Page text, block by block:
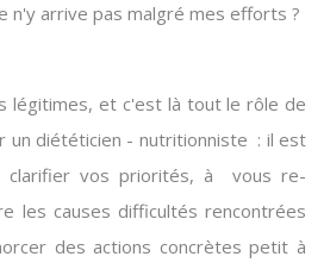
n'y arrive pas malgré mes efforts ?
légitimes, et c'est là tout le rôle de
un diététicien - nutritionniste : il est
clarifier vos priorités, à vous re-
les causes difficultés rencontrées
des actions concrètes petit à